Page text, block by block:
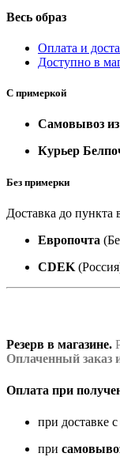
Весь образ
Оплата и
Доступно в
С примеркой
Самовывоз из
Курьер
Без примерки
Доставка до пункта
Европочта
CDEK
Резерв в магазине.
Оплаченный заказ
Оплата при
при доставке
при